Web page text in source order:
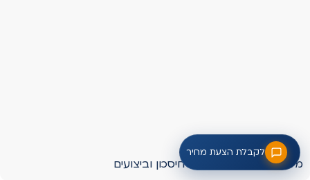
מיקור חוץ IT לעסקים – חיסכון וביצועים
לקבלת הצעת מחיר